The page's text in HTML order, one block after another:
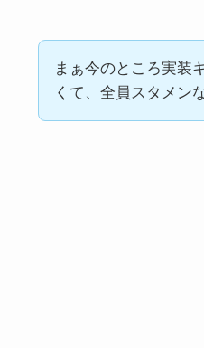
まぁ今のところ実装
くて、全員スタメン